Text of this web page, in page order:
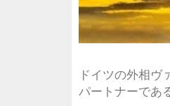
ドイツの外相
パートナーであ